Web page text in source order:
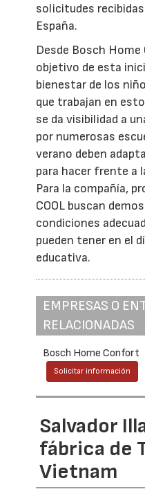
solicitudes
España.
Desde Bosch
objetivo de esta
bienestar de los
que trabajan en
se da visibilidad a
por numerosas
verano deben
para hacer frente a
Para la compañía,
COOL buscan
condiciones
pueden tener en el
educativa.
EMPRESAS O
RELACIONADAS
Bosch Home Confort
Solicitar información
Salvador
fábrica de
Vietnam